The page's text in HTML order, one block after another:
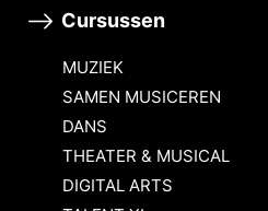
Cursussen
MUZIEK
SAMEN MUSICEREN
DANS
THEATER & MUSICAL
DIGITAL ARTS